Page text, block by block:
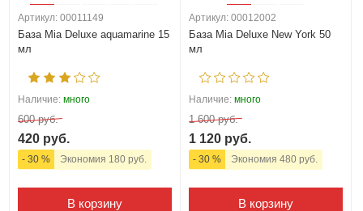
Артикул: 00011149
База Mia Deluxe aquamarine 15
мл
Наличие: много
600 руб.
420 руб.
- 30 % Экономия 180 руб.
В корзину
Артикул: 00012002
База Mia Deluxe New York 50
мл
Наличие: много
1 600 руб.
1 120 руб.
- 30 % Экономия 480 руб.
В корзину